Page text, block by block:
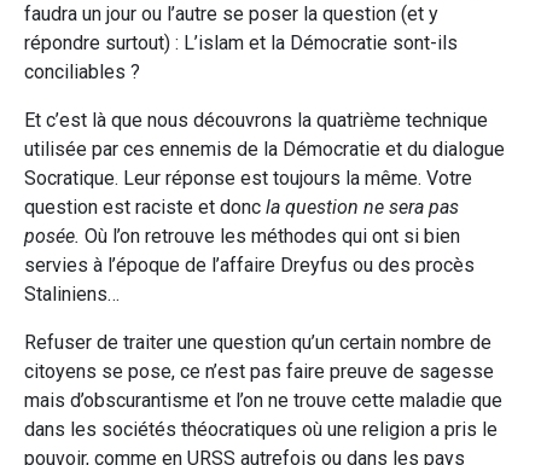
faudra un jour ou l’autre se poser la question (et y
répondre surtout) : L’islam et la Démocratie sont-ils
conciliables ?
Et c’est là que nous découvrons la quatrième technique
utilisée par ces ennemis de la Démocratie et du dialogue
Socratique. Leur réponse est toujours la même. Votre
question est raciste et donc la question ne sera pas
posée. Où l’on retrouve les méthodes qui ont si bien
servies à l’époque de l’affaire Dreyfus ou des procès
Staliniens…
Refuser de traiter une question qu’un certain nombre de
citoyens se pose, ce n’est pas faire preuve de sagesse
mais d’obscurantisme et l’on ne trouve cette maladie que
dans les sociétés théocratiques où une religion a pris le
pouvoir, comme en URSS autrefois ou dans les pays